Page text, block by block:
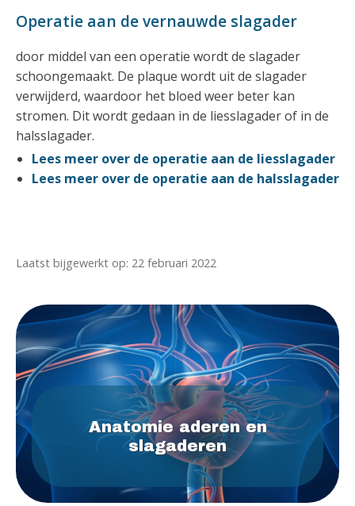
Operatie aan de vernauwde slagader
door middel van een operatie wordt de slagader
schoongemaakt. De plaque wordt uit de slagader
verwijderd, waardoor het bloed weer beter kan
stromen. Dit wordt gedaan in de liesslagader of in de
halsslagader.
Lees meer over de operatie aan de liesslagader
Lees meer over de operatie aan de halsslagader
Laatst bijgewerkt op: 22 februari 2022
Anatomie aderen en
slagaderen